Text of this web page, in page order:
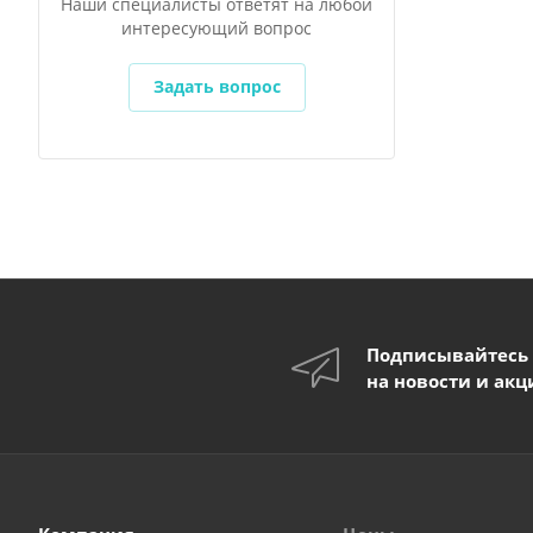
интересующий вопрос
Задать вопрос
Подписывайтесь
на новости и